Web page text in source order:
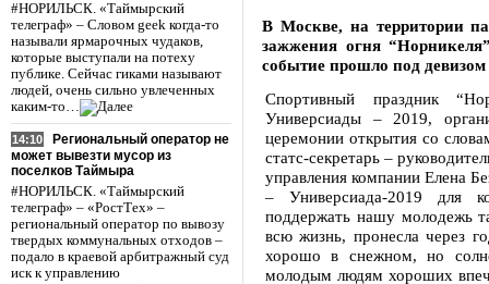
#НОРИЛЬСК. «Таймырский
телеграф» – Словом geek когда-то
называли ярмарочных чудаков,
которые выступали на потеху
публике. Сейчас гиками называют
людей, очень сильно увлеченных
каким-то…
14:10
Региональный оператор не
может вывезти мусор из
поселков Таймыра
#НОРИЛЬСК. «Таймырский
телеграф» – «РостТех» –
региональный оператор по вывозу
твердых коммунальных отходов –
подало в краевой арбитражный суд
иск к управлению
В Москве, на территории
зажжения огня
событие прошло под
Спортивный праздник
Универсиады – 2019,
церемонии открытия со
статс-секретарь –
управления компании Елена
– Универсиада-2019 для
поддержать нашу молодежь
всю жизнь, пронесла через
хорошо в снежном, но
молодым людям хороших